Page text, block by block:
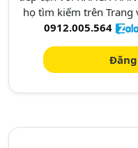
họ tìm kiếm trên Trang
0912.005.564